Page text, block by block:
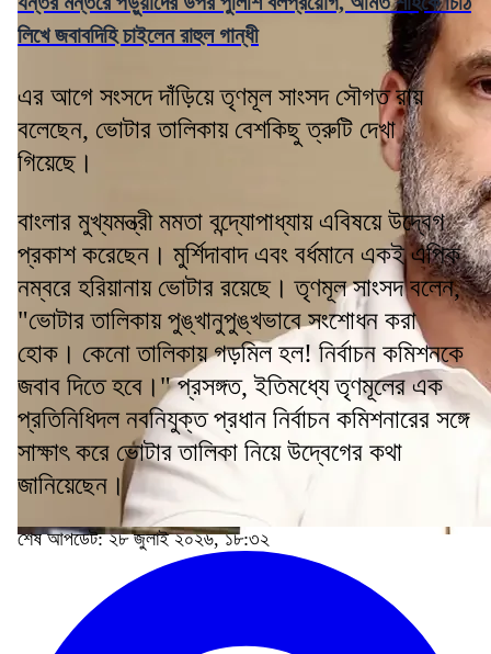
লিখে জবাবদিহি চাইলেন রাহুল গান্ধী
এর আগে সংসদে দাঁড়িয়ে তৃণমূল সাংসদ সৌগত রায়
বলেছেন, ভোটার তালিকায় বেশকিছু ত্রুটি দেখা
গিয়েছে।
বাংলার মুখ্যমন্ত্রী মমতা বন্দ্যোপাধ্যায় এবিষয়ে উদ্বেগ
প্রকাশ করেছেন। মুর্শিদাবাদ এবং বর্ধমানে একই এপিক
নম্বরে হরিয়ানায় ভোটার রয়েছে। তৃণমূল সাংসদ বলেন,
"ভোটার তালিকায় পুঙ্খানুপুঙ্খভাবে সংশোধন করা
হোক। কেনো তালিকায় গড়মিল হল! নির্বাচন কমিশনকে
জবাব দিতে হবে।" প্রসঙ্গত, ইতিমধ্যে তৃণমূলের এক
প্রতিনিধিদল নবনিযুক্ত প্রধান নির্বাচন কমিশনারের সঙ্গে
সাক্ষাৎ করে ভোটার তালিকা নিয়ে উদ্বেগের কথা
জানিয়েছেন।
শেষ আপডেট: ২৮ জুলাই ২০২৬, ১৮:৩২